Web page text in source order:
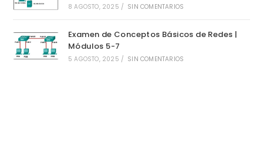
8 AGOSTO, 2025 / SIN COMENTARIOS
Examen de Conceptos Básicos de Redes |
Módulos 5-7
5 AGOSTO, 2025 / SIN COMENTARIOS